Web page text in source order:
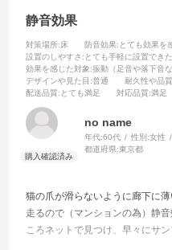
静音効果
対策場所:床 防音効果:とても効果を
設置のしやすさ :とても手軽に設置できた
効果を感じた対象:振動（足音や落下音
デザインや見た目 :普通 耐久性や品質
配送品質:とても満足 対応品質:満足
no name
年代:60代 性別:女性
都道府県:東京都
猫の爪が滑らないように廊下に
走るので（マンションの為）静
ころネットで見つけ、早々にサ